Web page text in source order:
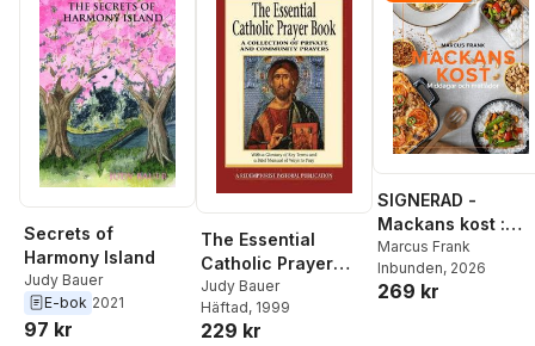
Secrets of
Harmony Island
Judy Bauer
E-bok 2021
97 kr
The Essential
Catholic Prayer
Book: A Collection
of Private and
Community Prayers
Judy Bauer
Häftad, 1999
229 kr
SIGNERAD -
Mackans kost :
Middagar och
matlådor
Marcus Frank
Inbunden, 2026
269 kr